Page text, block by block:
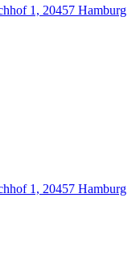
1, 20457 Hamburg
1, 20457 Hamburg